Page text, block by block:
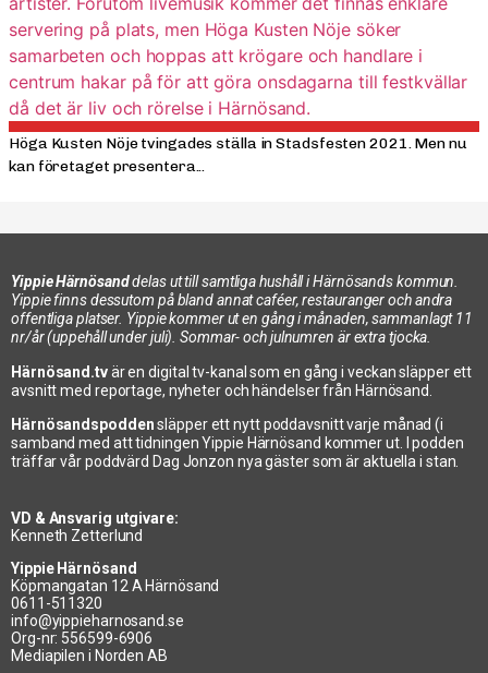
Höga Kusten Nöje tvingades ställa in Stadsfesten 2021. Men nu
kan företaget presentera...
Yippie Härnösanddelas ut till samtliga hushåll i Härnösands kommun.
Yippie finns dessutom på bland annat caféer, restauranger och andra
offentliga platser. Yippie kommer ut en gång i månaden, sammanlagt 11
nr/år (uppehåll under juli). Sommar- och julnumren är extra tjocka.
Härnösand.tvär en digital tv-kanal som en gång i veckan släpper ett
avsnitt med reportage, nyheter och händelser från Härnösand.
Härnösandspoddensläpper ett nytt poddavsnitt varje månad (i
samband med att tidningen Yippie Härnösand kommer ut. I podden
träffar vår poddvärd Dag Jonzon nya gäster som är aktuella i stan.
VD & Ansvarig utgivare:
Kenneth Zetterlund
Yippie Härnösand
Köpmangatan 12 A Härnösand
0611-511320
info@yippieharnosand.se
Org-nr: 556599-6906
Mediapilen i Norden AB